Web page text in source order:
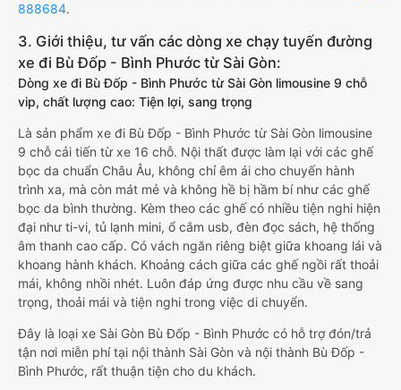
888684.
3. Giới thiệu, tư vấn các dòng xe chạy tuyến đường
xe đi Bù Đốp - Bình Phước từ Sài Gòn:
Dòng xe đi Bù Đốp - Bình Phước từ Sài Gòn limousine 9 chỗ
vip, chất lượng cao: Tiện lợi, sang trọng
Là sản phẩm xe đi Bù Đốp - Bình Phước từ Sài Gòn limousine
9 chỗ cải tiến từ xe 16 chỗ. Nội thất được làm lại với các ghế
bọc da chuẩn Châu Âu, không chỉ êm ái cho chuyến hành
trình xa, mà còn mát mẻ và không hề bị hầm bí như các ghế
bọc da bình thường. Kèm theo các ghế có nhiều tiện nghi hiện
đại như ti-vi, tủ lạnh mini, ổ cắm usb, đèn đọc sách, hệ thống
âm thanh cao cấp. Có vách ngăn riêng biệt giữa khoang lái và
khoang hành khách. Khoảng cách giữa các ghế ngồi rất thoải
mái, không nhồi nhét. Luôn đáp ứng được nhu cầu về sang
trọng, thoải mái và tiện nghi trong việc di chuyển.
Đây là loại xe Sài Gòn Bù Đốp - Bình Phước có hỗ trợ đón/trả
tận nơi miễn phí tại nội thành Sài Gòn và nội thành Bù Đốp -
Bình Phước, rất thuận tiện cho du khách.